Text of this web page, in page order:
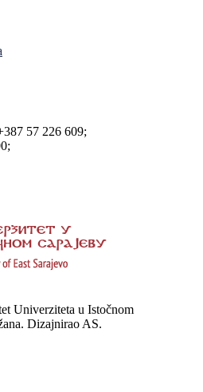
57 226 609;
Univerziteta u Istočnom
Dizajnirao AS.